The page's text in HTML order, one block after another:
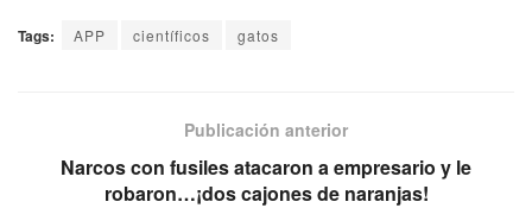
Tags: APP científicos gatos
Publicación anterior
Narcos con fusiles atacaron a empresario y le
robaron…¡dos cajones de naranjas!